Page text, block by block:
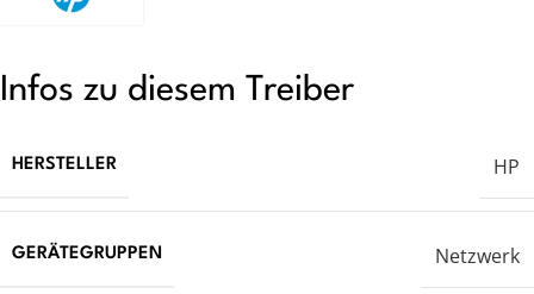
Infos zu diesem Treiber
HERSTELLER HP
GERÄTEGRUPPEN Netzwerk